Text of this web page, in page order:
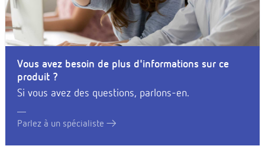
Vous avez besoin de plus d'informations sur ce
produit ?
Si vous avez des questions, parlons-en.
Parlez à un spécialiste